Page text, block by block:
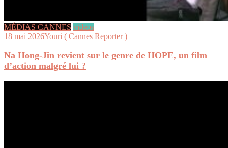
MÉDIAS CANNES videos
18 mai 2026Youri ( Cannes Reporter )
Na Hong-Jin revient sur le genre de HOPE, un film
d’action malgré lui ?